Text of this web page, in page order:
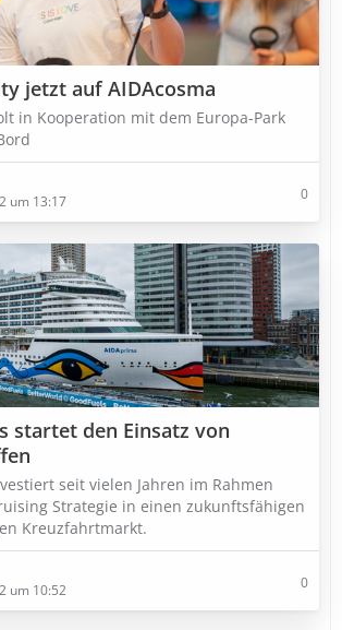
jetzt auf AIDAcosma
in Kooperation mit dem Europa-Park
um 13:17
0
startet den Einsatz von
seit vielen Jahren im Rahmen
Strategie in einen zukunftsfähigen
Kreuzfahrtmarkt.
um 10:52
0